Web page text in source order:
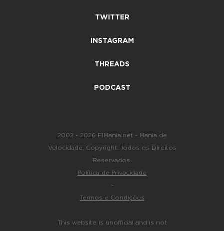
TWITTER
INSTAGRAM
THREADS
PODCAST
2002 - 2026 F1Mania.net - Mania de
Velocidade. Copyright. Todos os Direitos
Reservados.
Política de Privacidade
-
Termos e Condições
This website is unofficial and is not